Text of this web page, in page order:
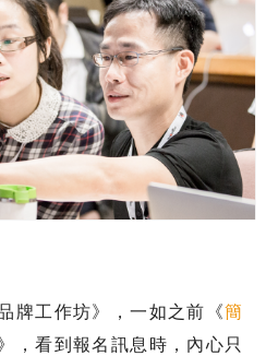
牌工作坊》，一如之前《簡
，看到報名訊息時，內心只